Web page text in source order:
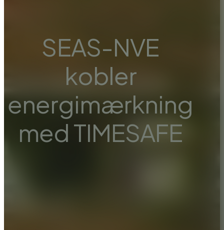
SEAS-NVE
kobler
energimærkning
med TIMESAFE